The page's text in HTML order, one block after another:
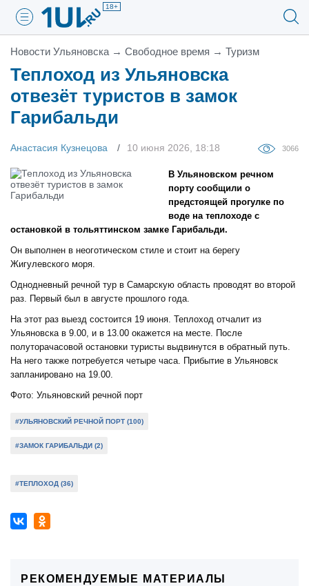
18+
Новости Ульяновска → Свободное время → Туризм
Теплоход из Ульяновска
отвезёт туристов в замок
Гарибальди
Анастасия Кузнецова 10 июня 2026, 18:18 3066
В Ульяновском речном
порту сообщили о
предстоящей прогулке по
воде на теплоходе с
остановкой в тольяттинском замке Гарибальди.
Он выполнен в неоготическом стиле и стоит на берегу
Жигулевского моря.
Однодневный речной тур в Самарскую область проводят во второй
раз. Первый был в августе прошлого года.
На этот раз выезд состоится 19 июня. Теплоход отчалит из
Ульяновска в 9.00, и в 13.00 окажется на месте. После
полуторачасовой остановки туристы выдвинутся в обратный путь.
На него также потребуется четыре часа. Прибытие в Ульяновск
запланировано на 19.00.
Фото: Ульяновский речной порт
#УЛЬЯНОВСКИЙ РЕЧНОЙ ПОРТ (100)
#ЗАМОК ГАРИБАЛЬДИ (2)
#ТЕПЛОХОД (36)
РЕКОМЕНДУЕМЫЕ МАТЕРИАЛЫ